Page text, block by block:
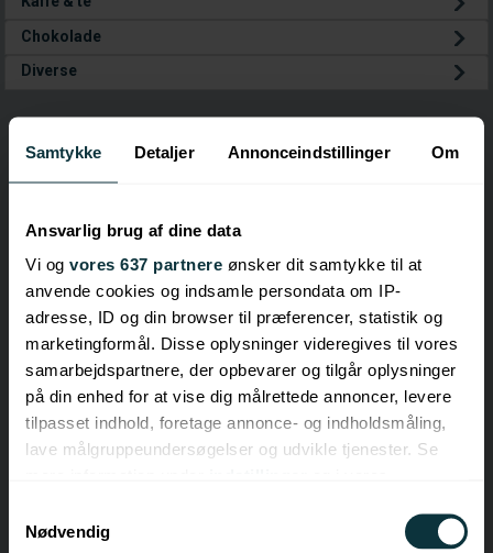
Samtykke Detaljer Annonceindstillinger Om
Ansvarlig brug af dine data
Vi og vores 637 partnere ønsker dit samtykke til at
anvende cookies og indsamle persondata om IP-
adresse, ID og din browser til præferencer, statistik og
marketingformål. Disse oplysninger videregives til vores
samarbejdspartnere, der opbevarer og tilgår oplysninger
på din enhed for at vise dig målrettede annoncer, levere
tilpasset indhold, foretage annonce- og indholdsmåling,
lave målgruppeundersøgelser og udvikle tjenester. Se
tilbage eller ændre indstillinger fra vores
Nødvendig
Chokolade
Diverse